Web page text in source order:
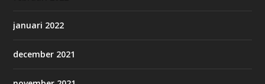
januari 2022
december 2021